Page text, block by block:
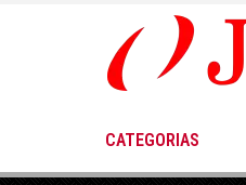
CATEGORIAS